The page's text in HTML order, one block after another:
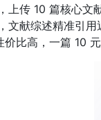
上传 10 篇核心文
文献综述精准引
价比高，一篇 10 元